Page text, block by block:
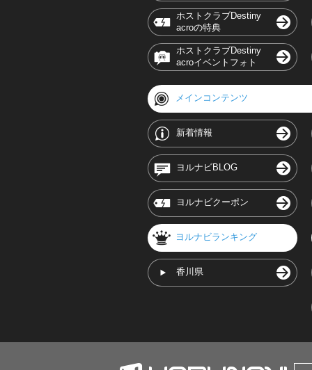
ホストクラブDestiny
acroの特典
ホストクラブDestiny
acroイベントフォト
メインコンテンツ
新着情報
ヨルナビBLOG
ヨルナビクーポン
ヨルナビランキング
香川県